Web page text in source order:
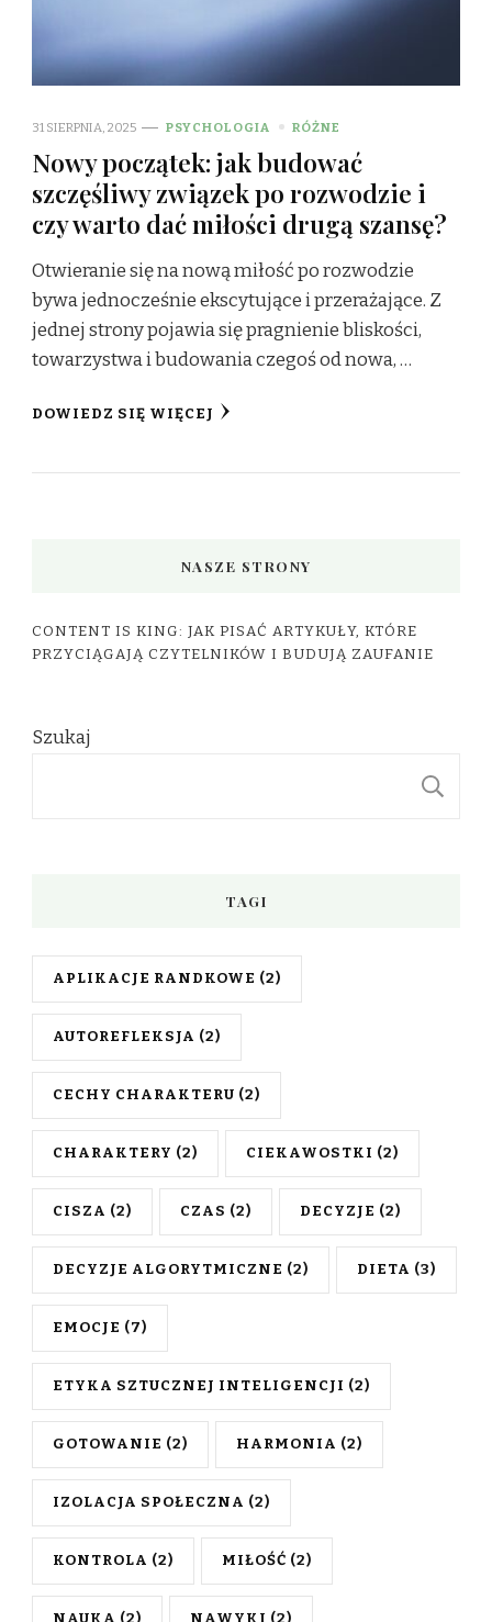
31 SIERPNIA, 2025 PSYCHOLOGIA RÓŻNE
Nowy początek: jak budować
szczęśliwy związek po rozwodzie i
czy warto dać miłości drugą szansę?
Otwieranie się na nową miłość po rozwodzie
bywa jednocześnie ekscytujące i przerażające. Z
jednej strony pojawia się pragnienie bliskości,
towarzystwa i budowania czegoś od nowa, …
DOWIEDZ SIĘ WIĘCEJ
NASZE STRONY
CONTENT IS KING: JAK PISAĆ ARTYKUŁY, KTÓRE
PRZYCIĄGAJĄ CZYTELNIKÓW I BUDUJĄ ZAUFANIE
Szukaj
TAGI
APLIKACJE RANDKOWE (2)
AUTOREFLEKSJA (2)
CECHY CHARAKTERU (2)
CHARAKTERY (2) CIEKAWOSTKI (2)
CISZA (2) CZAS (2) DECYZJE (2)
DECYZJE ALGORYTMICZNE (2) DIETA (3)
EMOCJE (7)
ETYKA SZTUCZNEJ INTELIGENCJI (2)
GOTOWANIE (2) HARMONIA (2)
IZOLACJA SPOŁECZNA (2)
KONTROLA (2) MIŁOŚĆ (2)
NAUKA (2) NAWYKI (2)